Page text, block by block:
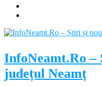
InfoNeamt.Ro
județul Neamț